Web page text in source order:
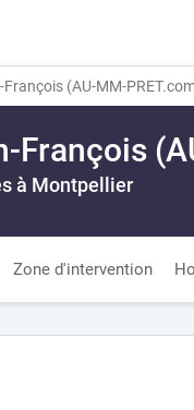
François (AU-MM-
François
à Montpellier
Zone d'intervention